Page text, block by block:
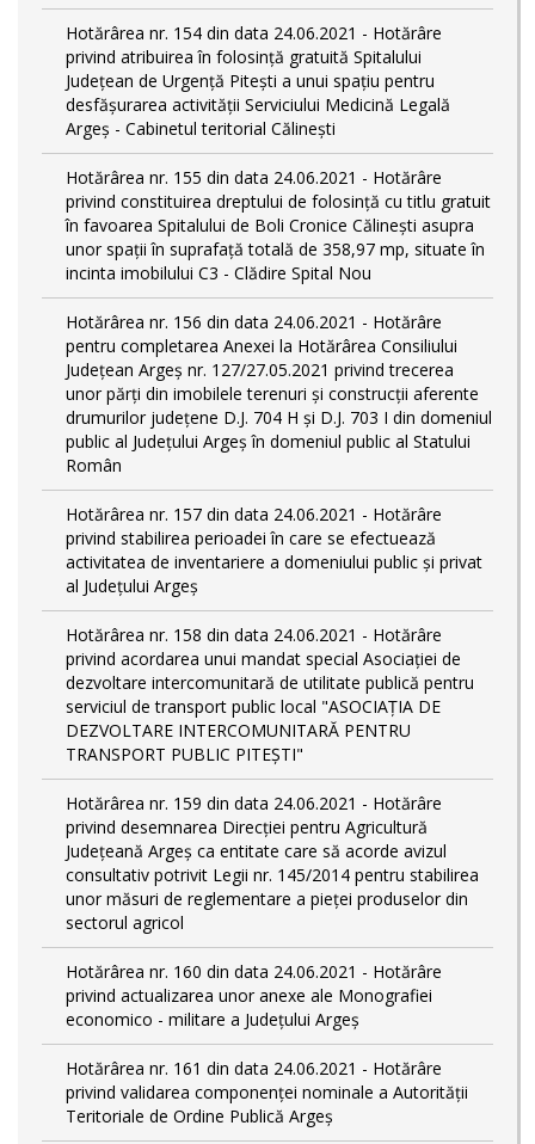
Hotărârea nr. 154 din data 24.06.2021 - Hotărâre
privind atribuirea în folosință gratuită Spitalului
Judeţean de Urgenţă Piteşti a unui spaţiu pentru
desfăşurarea activităţii Serviciului Medicină Legală
Argeş - Cabinetul teritorial Călineşti
Hotărârea nr. 155 din data 24.06.2021 - Hotărâre
privind constituirea dreptului de folosință cu titlu gratuit
în favoarea Spitalului de Boli Cronice Călinești asupra
unor spații în suprafață totală de 358,97 mp, situate în
incinta imobilului C3 - Clădire Spital Nou
Hotărârea nr. 156 din data 24.06.2021 - Hotărâre
pentru completarea Anexei la Hotărârea Consiliului
Județean Argeș nr. 127/27.05.2021 privind trecerea
unor părţi din imobilele terenuri şi construcţii aferente
drumurilor județene D.J. 704 H și D.J. 703 I din domeniul
public al Judeţului Argeş în domeniul public al Statului
Român
Hotărârea nr. 157 din data 24.06.2021 - Hotărâre
privind stabilirea perioadei în care se efectuează
activitatea de inventariere a domeniului public şi privat
al Judeţului Argeş
Hotărârea nr. 158 din data 24.06.2021 - Hotărâre
privind acordarea unui mandat special Asociației de
dezvoltare intercomunitară de utilitate publică pentru
serviciul de transport public local "ASOCIAȚIA DE
DEZVOLTARE INTERCOMUNITARĂ PENTRU
TRANSPORT PUBLIC PITEȘTI"
Hotărârea nr. 159 din data 24.06.2021 - Hotărâre
privind desemnarea Direcției pentru Agricultură
Județeană Argeș ca entitate care să acorde avizul
consultativ potrivit Legii nr. 145/2014 pentru stabilirea
unor măsuri de reglementare a pieței produselor din
sectorul agricol
Hotărârea nr. 160 din data 24.06.2021 - Hotărâre
privind actualizarea unor anexe ale Monografiei
economico - militare a Județului Argeș
Hotărârea nr. 161 din data 24.06.2021 - Hotărâre
privind validarea componenței nominale a Autorității
Teritoriale de Ordine Publică Argeș